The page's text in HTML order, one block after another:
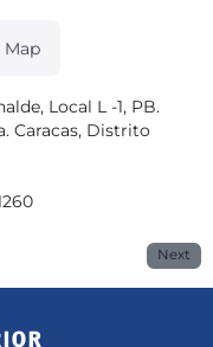
Map
Local L -1, PB.
Caracas, Distrito
Next